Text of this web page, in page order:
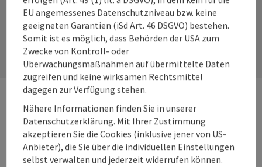
Kontaktformular
Webseiten
Services
EU angemessenes Datenschutzniveau bzw. keine
geeigneten Garantien (iSd Art. 46 DSGVO) bestehen.
Somit ist es möglich, dass Behörden der USA zum
Zwecke von Kontroll- oder
Überwachungsmaßnahmen auf übermittelte Daten
zugreifen und keine wirksamen Rechtsmittel
dagegen zur Verfügung stehen.
Nähere Informationen finden Sie in unserer
Datenschutzerklärung. Mit Ihrer Zustimmung
akzeptieren Sie die Cookies (inklusive jener von US-
Anbieter), die Sie über die individuellen Einstellungen
selbst verwalten und jederzeit widerrufen können.